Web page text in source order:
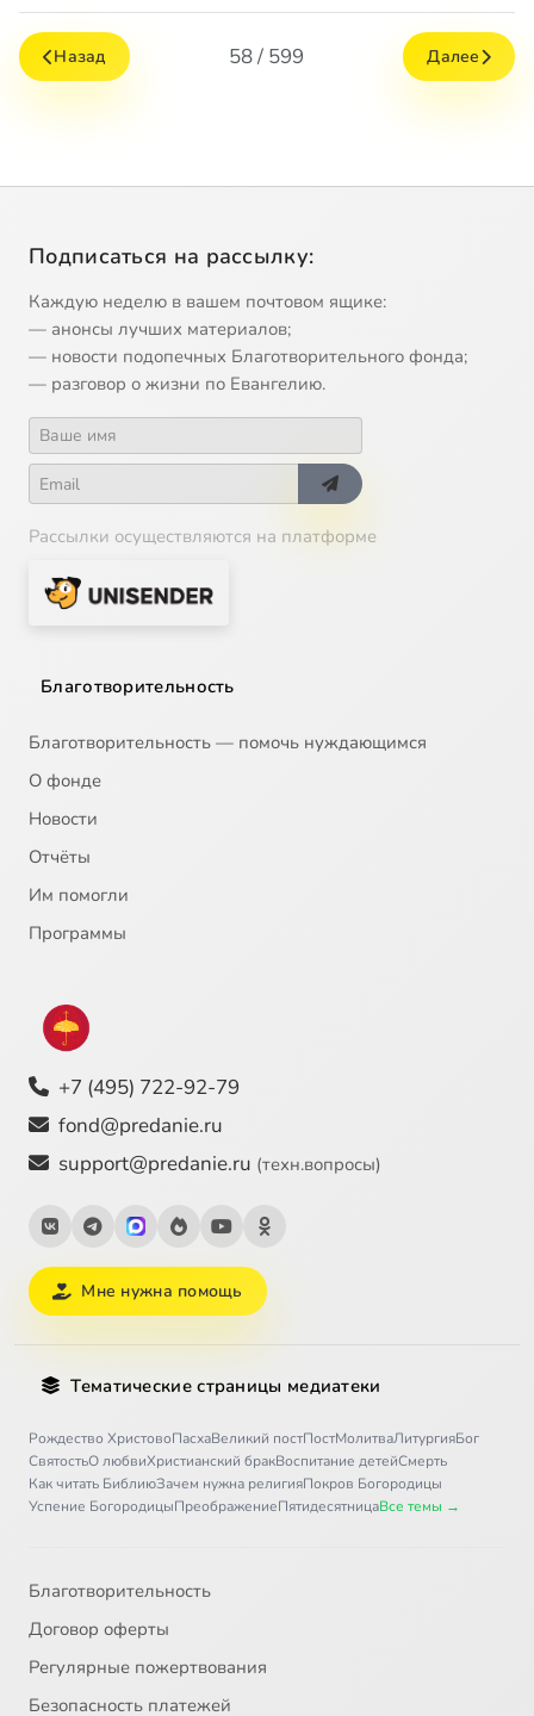
Назад 58 / 599 Далее
Подписаться на рассылку:
Каждую неделю в вашем почтовом ящике:
— анонсы лучших материалов;
— новости подопечных Благотворительного фонда;
— разговор о жизни по Евангелию.
Рассылки осуществляются на платформе
Благотворительность
Благотворительность — помочь нуждающимся
О фонде
Новости
Отчёты
Им помогли
Программы
+7 (495) 722-92-79
fond@predanie.ru
support@predanie.ru (техн.вопросы)
Мне нужна помощь
Тематические страницы медиатеки
Рождество ХристовоПасхаВеликий постПостМолитваЛитургияБог
СвятостьО любвиХристианский бракВоспитание детейСмерть
Как читать БиблиюЗачем нужна религияПокров Богородицы
Успение БогородицыПреображениеПятидесятницаВсе темы →
Благотворительность
Договор оферты
Регулярные пожертвования
Безопасность платежей